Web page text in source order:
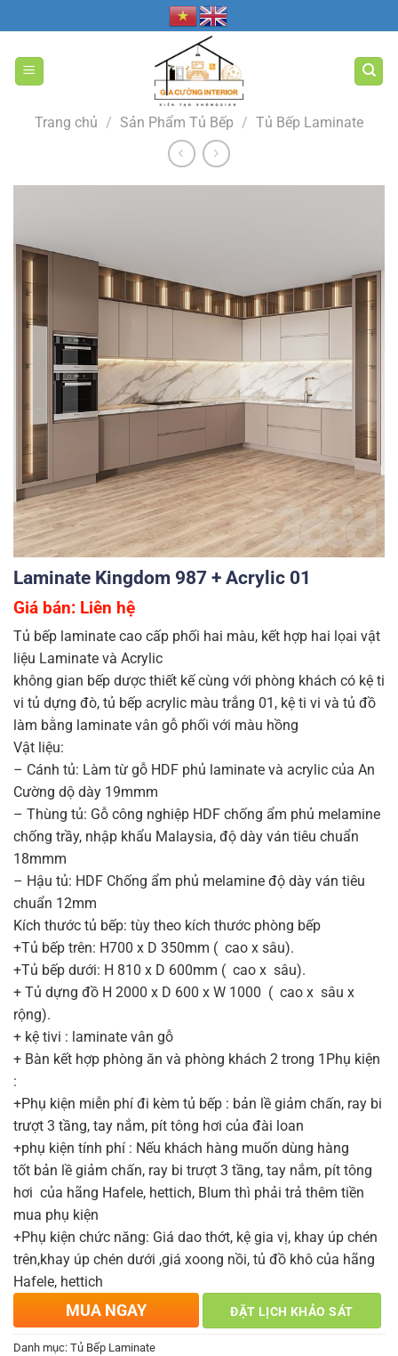
qua
nội
dung
Trang chủ / Sản Phẩm Tủ Bếp / Tủ Bếp Laminate
Laminate Kingdom 987 + Acrylic 01
Giá bán: Liên hệ
Tủ bếp laminate cao cấp phối hai màu, kết hợp hai lọai vật
liệu Laminate và Acrylic
không gian bếp dược thiết kế cùng với phòng khách có kệ ti
vi tủ dựng đò, tủ bếp acrylic màu trắng 01, kệ ti vi và tủ đồ
làm bằng laminate vân gỗ phối với màu hồng
Vật liệu:
– Cánh tủ: Làm từ gỗ HDF phủ laminate và acrylic của An
Cường dộ dày 19mmm
– Thùng tủ: Gỗ công nghiệp HDF chống ẩm phủ melamine
chống trầy, nhập khẩu Malaysia, độ dày ván tiêu chuẩn
18mmm
– Hậu tủ: HDF Chống ẩm phủ melamine độ dày ván tiêu
chuẩn 12mm
Kích thước tủ bếp: tùy theo kích thước phòng bếp
+Tủ bếp trên: H700 x D 350mm ( cao x sâu).
+Tủ bếp dưới: H 810 x D 600mm ( cao x sâu).
+ Tủ dựng đồ H 2000 x D 600 x W 1000 ( cao x sâu x
rộng).
+ kệ tivi : laminate vân gỗ
+ Bàn kết hợp phòng ăn và phòng khách 2 trong 1Phụ kiện
:
+Phụ kiện miễn phí đi kèm tủ bếp : bản lề giảm chấn, ray bi
trượt 3 tầng, tay nắm, pít tông hơi của đài loan
+phụ kiện tính phí : Nếu khách hàng muốn dùng hàng
tốt bản lề giảm chấn, ray bi trượt 3 tầng, tay nắm, pít tông
hơi của hãng Hafele, hettich, Blum thì phải trả thêm tiền
mua phụ kiện
+Phụ kiện chức năng: Giá dao thớt, kệ gia vị, khay úp chén
trên,khay úp chén dưới ,giá xoong nồi, tủ đồ khô của hãng
Hafele, hettich
MUA NGAY ĐẶT LỊCH KHẢO SÁT
Danh mục: Tủ Bếp Laminate